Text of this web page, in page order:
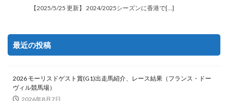
【2025/5/25 更新】 2024/2025シーズンに香港で[…]
最近の投稿
2026 モーリスドゲスト賞(G1)出走馬紹介、レース結果（フランス・ドー
ヴィル競馬場）
2026年8月7日